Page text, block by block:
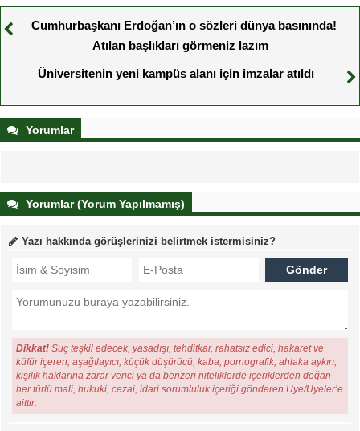
Cumhurbaşkanı Erdoğan’ın o sözleri dünya basınında!
Atılan başlıkları görmeniz lazım
Üniversitenin yeni kampüs alanı için imzalar atıldı
Yorumlar
Yorumlar (Yorum Yapılmamış)
Yazı hakkında görüşlerinizi belirtmek istermisiniz?
Dikkat! Suç teşkil edecek, yasadışı, tehditkar, rahatsız edici, hakaret ve
küfür içeren, aşağılayıcı, küçük düşürücü, kaba, pornografik, ahlaka aykırı,
kişilik haklarına zarar verici ya da benzeri niteliklerde içeriklerden doğan
her türlü mali, hukuki, cezai, idari sorumluluk içeriği gönderen Üye/Üyeler’e
aittir.